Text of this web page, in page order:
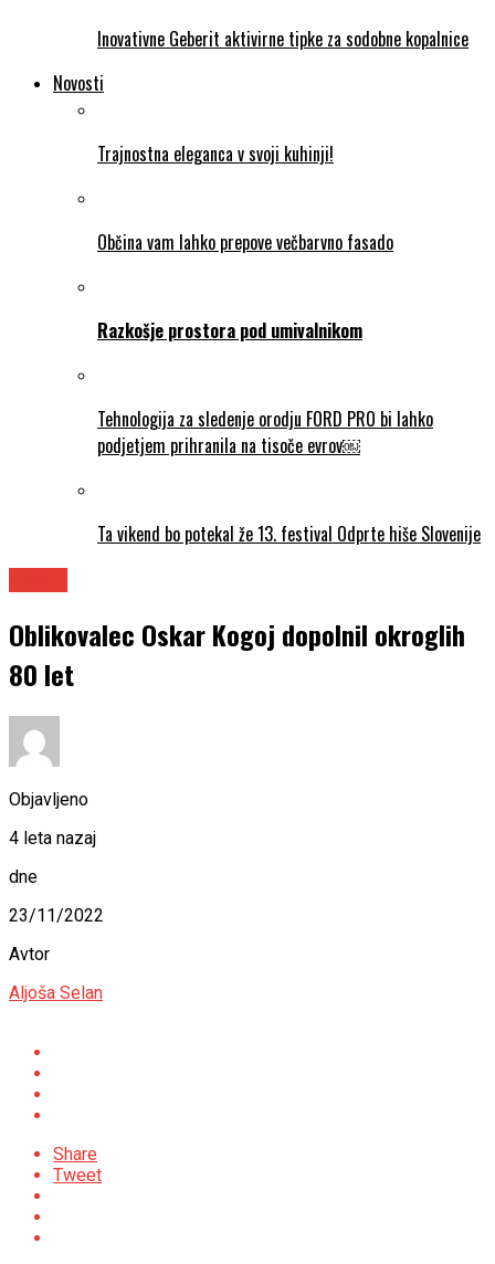
Inovativne Geberit aktivirne tipke za sodobne kopalnice
Novosti
Trajnostna eleganca v svoji kuhinji!
Občina vam lahko prepove večbarvno fasado
Razkošje prostora pod umivalnikom
Tehnologija za sledenje orodju FORD PRO bi lahko
podjetjem prihranila na tisoče evrov￼
Ta vikend bo potekal že 13. festival Odprte hiše Slovenije
Oblikovalec Oskar Kogoj dopolnil okroglih
80 let
Objavljeno
4 leta nazaj
dne
23/11/2022
Avtor
Aljoša Selan
Share
Tweet